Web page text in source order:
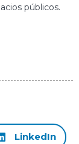
públicos.
LinkedIn